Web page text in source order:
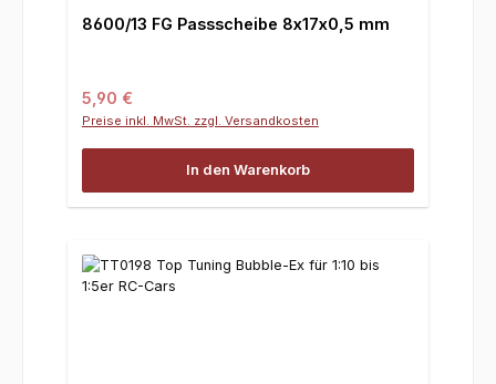
8600/13 FG Passscheibe 8x17x0,5 mm
Regulärer Preis:
5,90 €
Preise inkl. MwSt. zzgl. Versandkosten
In den Warenkorb